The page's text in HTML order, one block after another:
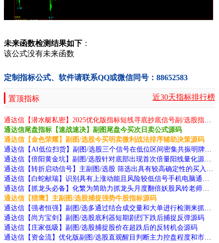
未来函数检测结果如下 ：
该公式没有未来函数
定制指标公式、软件请联系QQ或微信同号：88652583
置顶指标 近30天指标排行榜
通达信【潜水艇私密】2025优化版指标短线寻底抄底信号副/选股指标无未来函数手机电脑通用源码
通达信尾盘指标【速战速决】副图尾盘今买次日卖公式源码
通达信【金色荣耀】副图/选股今买明卖微利战法排序辅助决策源码
通达信【AI低位扫货】副图/选股三个信号在低位区间密集共振明牌底部源码
通达信【倍阳黄金坑】副图/选股针对底部出现首次倍量阳线量化源码
通达信【转折启动信号】主副图/选股 筛选出具有较高确定性的买入信号指标源码
通达信【白蛇献瑞】识别具有上涨动能且风险较低信号手机电脑通用源码
通达信【抓龙头必备】化繁为简助力抓龙头月度翻倍妖股风铃老师作品源码
通达信【猎鹰】主副图/选股捕捉强势牛股指标源码
通达信【强者恒强】副图/选多通过结合成交量和大单进行检测来抓大牛源码
通达信【尚方宝剑】副图/选股底利器短期剧烈下跌后捕捉反弹源码
通达信【庄家低吸】副图/选股捕捉股价在超跌后的反转机会源码
通达信【资金流】优化版副图/选股直观醒目判断主力控盘程度和市场强弱状态源码